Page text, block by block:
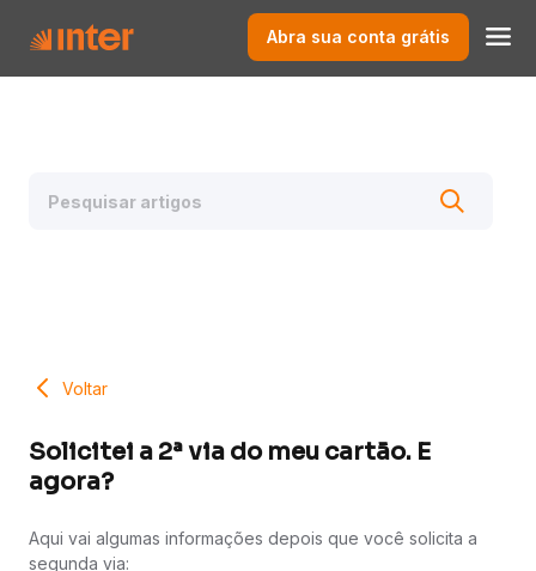
Abra sua conta grátis
Voltar
Solicitei a 2ª via do meu cartão. E
agora?
Aqui vai algumas informações depois que você solicita a
segunda via: